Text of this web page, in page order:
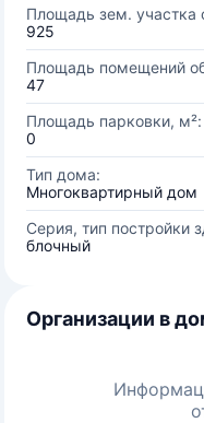
Площадь зем. участка
925
Площадь помещений
47
Площадь парковки, м²:
0
Тип дома:
Многоквартирный дом
Серия, тип постройки
блочный
Организации в